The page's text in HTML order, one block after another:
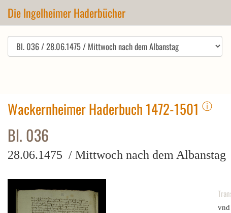
Die Ingelheimer Haderbücher
Wackernheimer Haderbuch 1472-1501 ⓘ
Bl. 036
28.06.1475 / Mittwoch nach dem Albanstag
vnd